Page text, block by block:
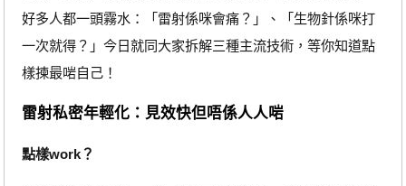
好多人都一頭霧水：「雷射係咪會痛？」、「生物針係咪打
一次就得？」今日就同大家拆解三種主流技術，等你知道點
樣揀最啱自己！
雷射私密年輕化：見效快但唔係人人啱
點樣work？